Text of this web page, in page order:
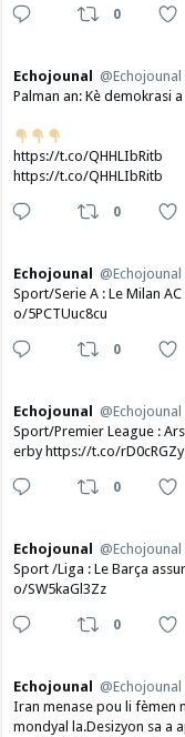
0
Echojounal @Echojounal
Palman an: Kè demokrasi
https://t.co/QHHLIbRitb
https://t.co/QHHLIbRitb
0
Echojounal @Echojounal
Sport/Serie A : Le Milan
o/5PCTUuc8cu
0
Echojounal @Echojounal
Sport/Premier League :
erby https://t.co/
0
Echojounal @Echojounal
Sport /Liga : Le Barça
o/SW5kaGl3Zz
0
Echojounal @Echojounal
Iran menase pou li fèmen
mondyal la.Desizyon sa a